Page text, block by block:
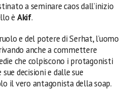
a seminare caos dall’inizio
è Akif.
e del potere di Serhat, l’uomo
anche a commettere
che colpiscono i protagonisti
decisioni e dalle sue
il vero antagonista della soap.